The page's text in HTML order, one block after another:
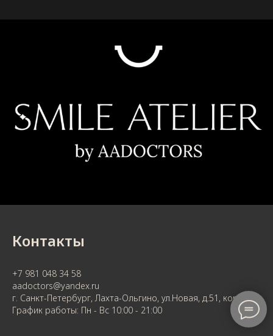
Контакты
+7 981 048 34 58
aadoctors@yandex.ru
г. Санкт-Петербург, Лахта-Ольгино, ул.Новая, д.51, корп.16
График работы: Пн - Вс 10:00 - 21:00